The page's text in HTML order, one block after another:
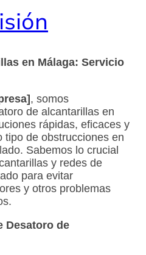
en Málaga: Servicio
, somos
de alcantarillas en
rápidas, eficaces y
tipo de obstrucciones en
Sabemos lo crucial
y redes de
para evitar
y otros problemas
Desatoro de